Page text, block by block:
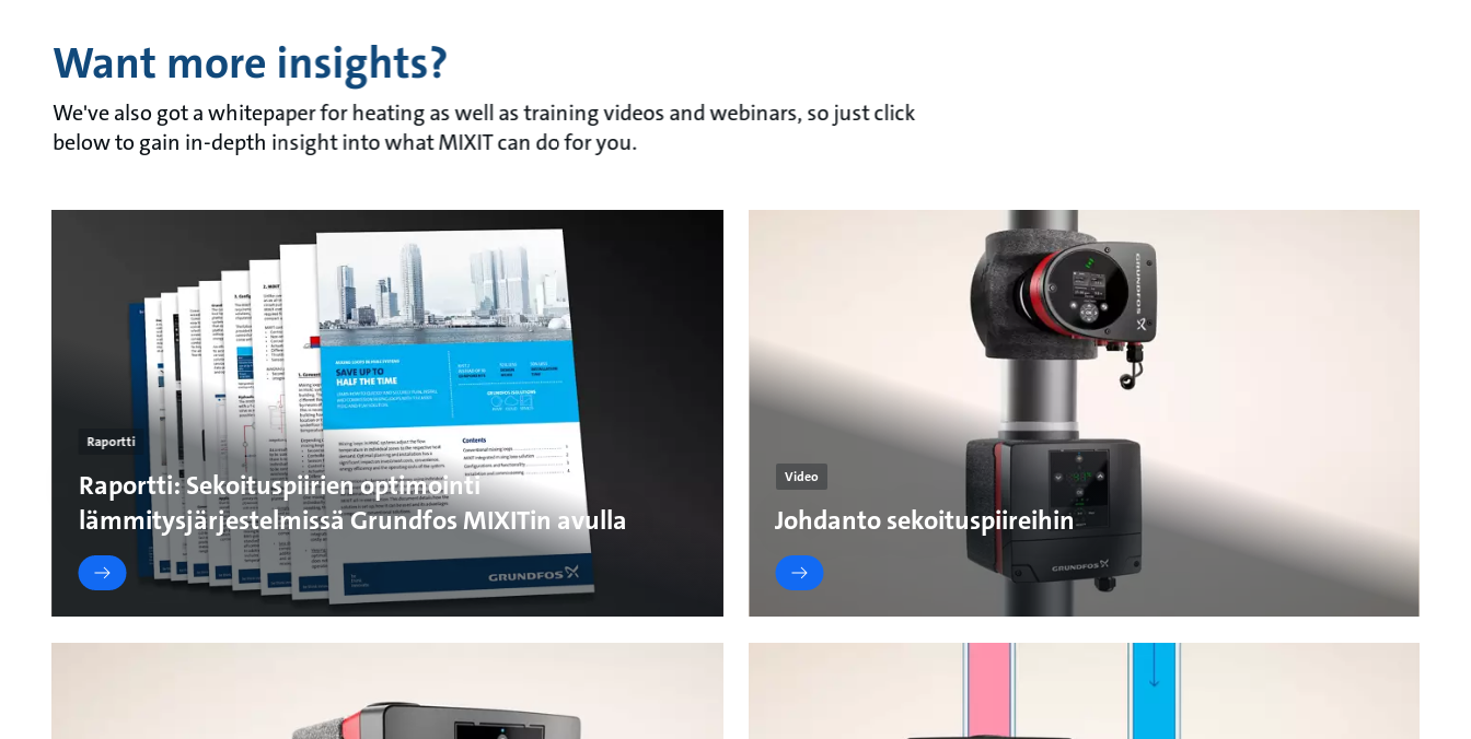
Want more insights?
We've also got a whitepaper for heating as well as training videos and webinars, so just click
below to gain in-depth insight into what MIXIT can do for you.
Raportti
Raportti: Sekoituspiirien optimointi
lämmitysjärjestelmissä Grundfos MIXITin avulla
Video
Johdanto sekoituspiireihin